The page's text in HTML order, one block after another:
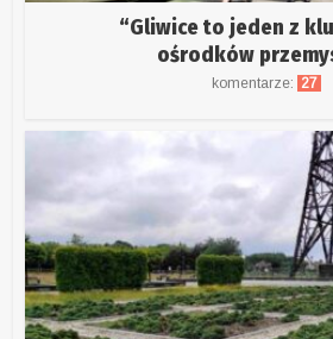
“Gliwice to jeden z
ośrodków
komentarze: 27